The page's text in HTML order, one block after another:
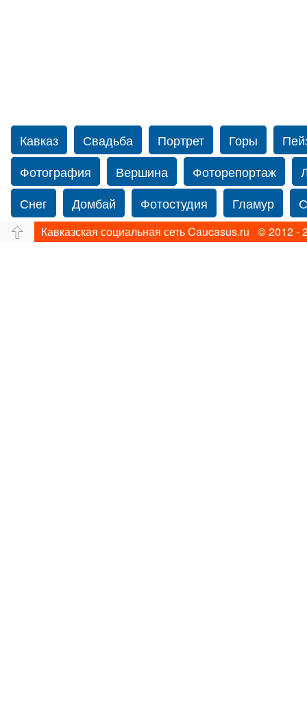
Кавказ Свадьба Портрет Горы
Фотография
Вершина Фоторепортаж
Снег
Домбай Фотостудия Гламур
Путешествие
Перевал Свадьба фото
Кавказская социальная сеть Caucasus.ru © 2012 -